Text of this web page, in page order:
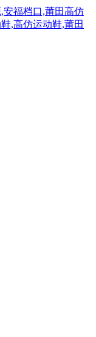
安福档口,莆田高仿
,高仿运动鞋,莆田